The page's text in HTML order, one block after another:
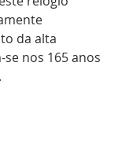
da alta
nos 165 anos